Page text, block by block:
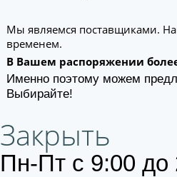
Мы являемся поставщиками.
временем.
В Вашем распоряжении
Именно поэтому можем
Выбирайте!
Закрыть
Пн-Пт с 9:00 до